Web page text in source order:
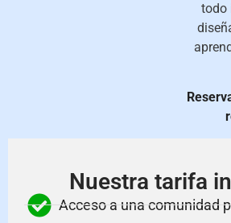
todo
Nuestra tarifa
Acceso a una comunidad